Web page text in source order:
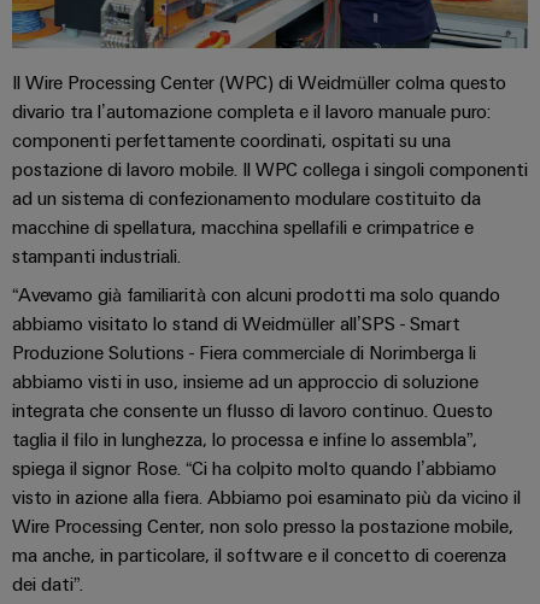
per
i
specifici
dell’infrastruttura
di
costruzione
Costruzione
di
quadri
elettrici
Soluzioni
per
le
sfide
della
costruzione
quadri
elettrici
macchine
Device
Morsetti
per
circuito
stampato
e
connettori
PCB
Servizi
per
connettori
PCB
Produttore
di
apparecchiature
Distributori
bus
di
campo
Automazione
e
software
Comandi
Sistemi
I/O
Industrial
Ethernet
Pannelli
Il Wire Processing Center (WPC) di Weidmüller colma questo
divario tra l’automazione completa e il lavoro manuale puro:
componenti perfettamente coordinati, ospitati su una
postazione di lavoro mobile. Il WPC collega i singoli componenti
ad un sistema di confezionamento modulare costituito da
macchine di spellatura, macchina spellafili e crimpatrice e
stampanti industriali.
“Avevamo già familiarità con alcuni prodotti ma solo quando
abbiamo visitato lo stand di Weidmüller all’SPS - Smart
Produzione Solutions - Fiera commerciale di Norimberga li
abbiamo visti in uso, insieme ad un approccio di soluzione
integrata che consente un flusso di lavoro continuo. Questo
taglia il filo in lunghezza, lo processa e infine lo assembla”,
spiega il signor Rose. “Ci ha colpito molto quando l’abbiamo
visto in azione alla fiera. Abbiamo poi esaminato più da vicino il
Wire Processing Center, non solo presso la postazione mobile,
ma anche, in particolare, il software e il concetto di coerenza
dei dati”.